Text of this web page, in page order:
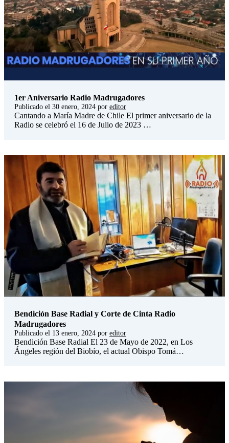
1er Aniversario Radio Madrugadores
Publicado el 30 enero, 2024 por editor
Cantando a María Madre de Chile El primer aniversario de la
Radio se celebró el 16 de Julio de 2023 …
Bendición Base Radial y Corte de Cinta Radio
Madrugadores
Publicado el 13 enero, 2024 por editor
Bendición Base Radial El 23 de Mayo de 2022, en Los
Ángeles región del Biobío, el actual Obispo Tomá…